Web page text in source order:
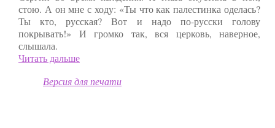
стою. А он мне с ходу: «Ты что как палестинка оделась?
Ты кто, русская? Вот и надо по-русски голову
покрывать!» И громко так, вся церковь, наверное,
слышала.
Читать дальше
Версия для печати